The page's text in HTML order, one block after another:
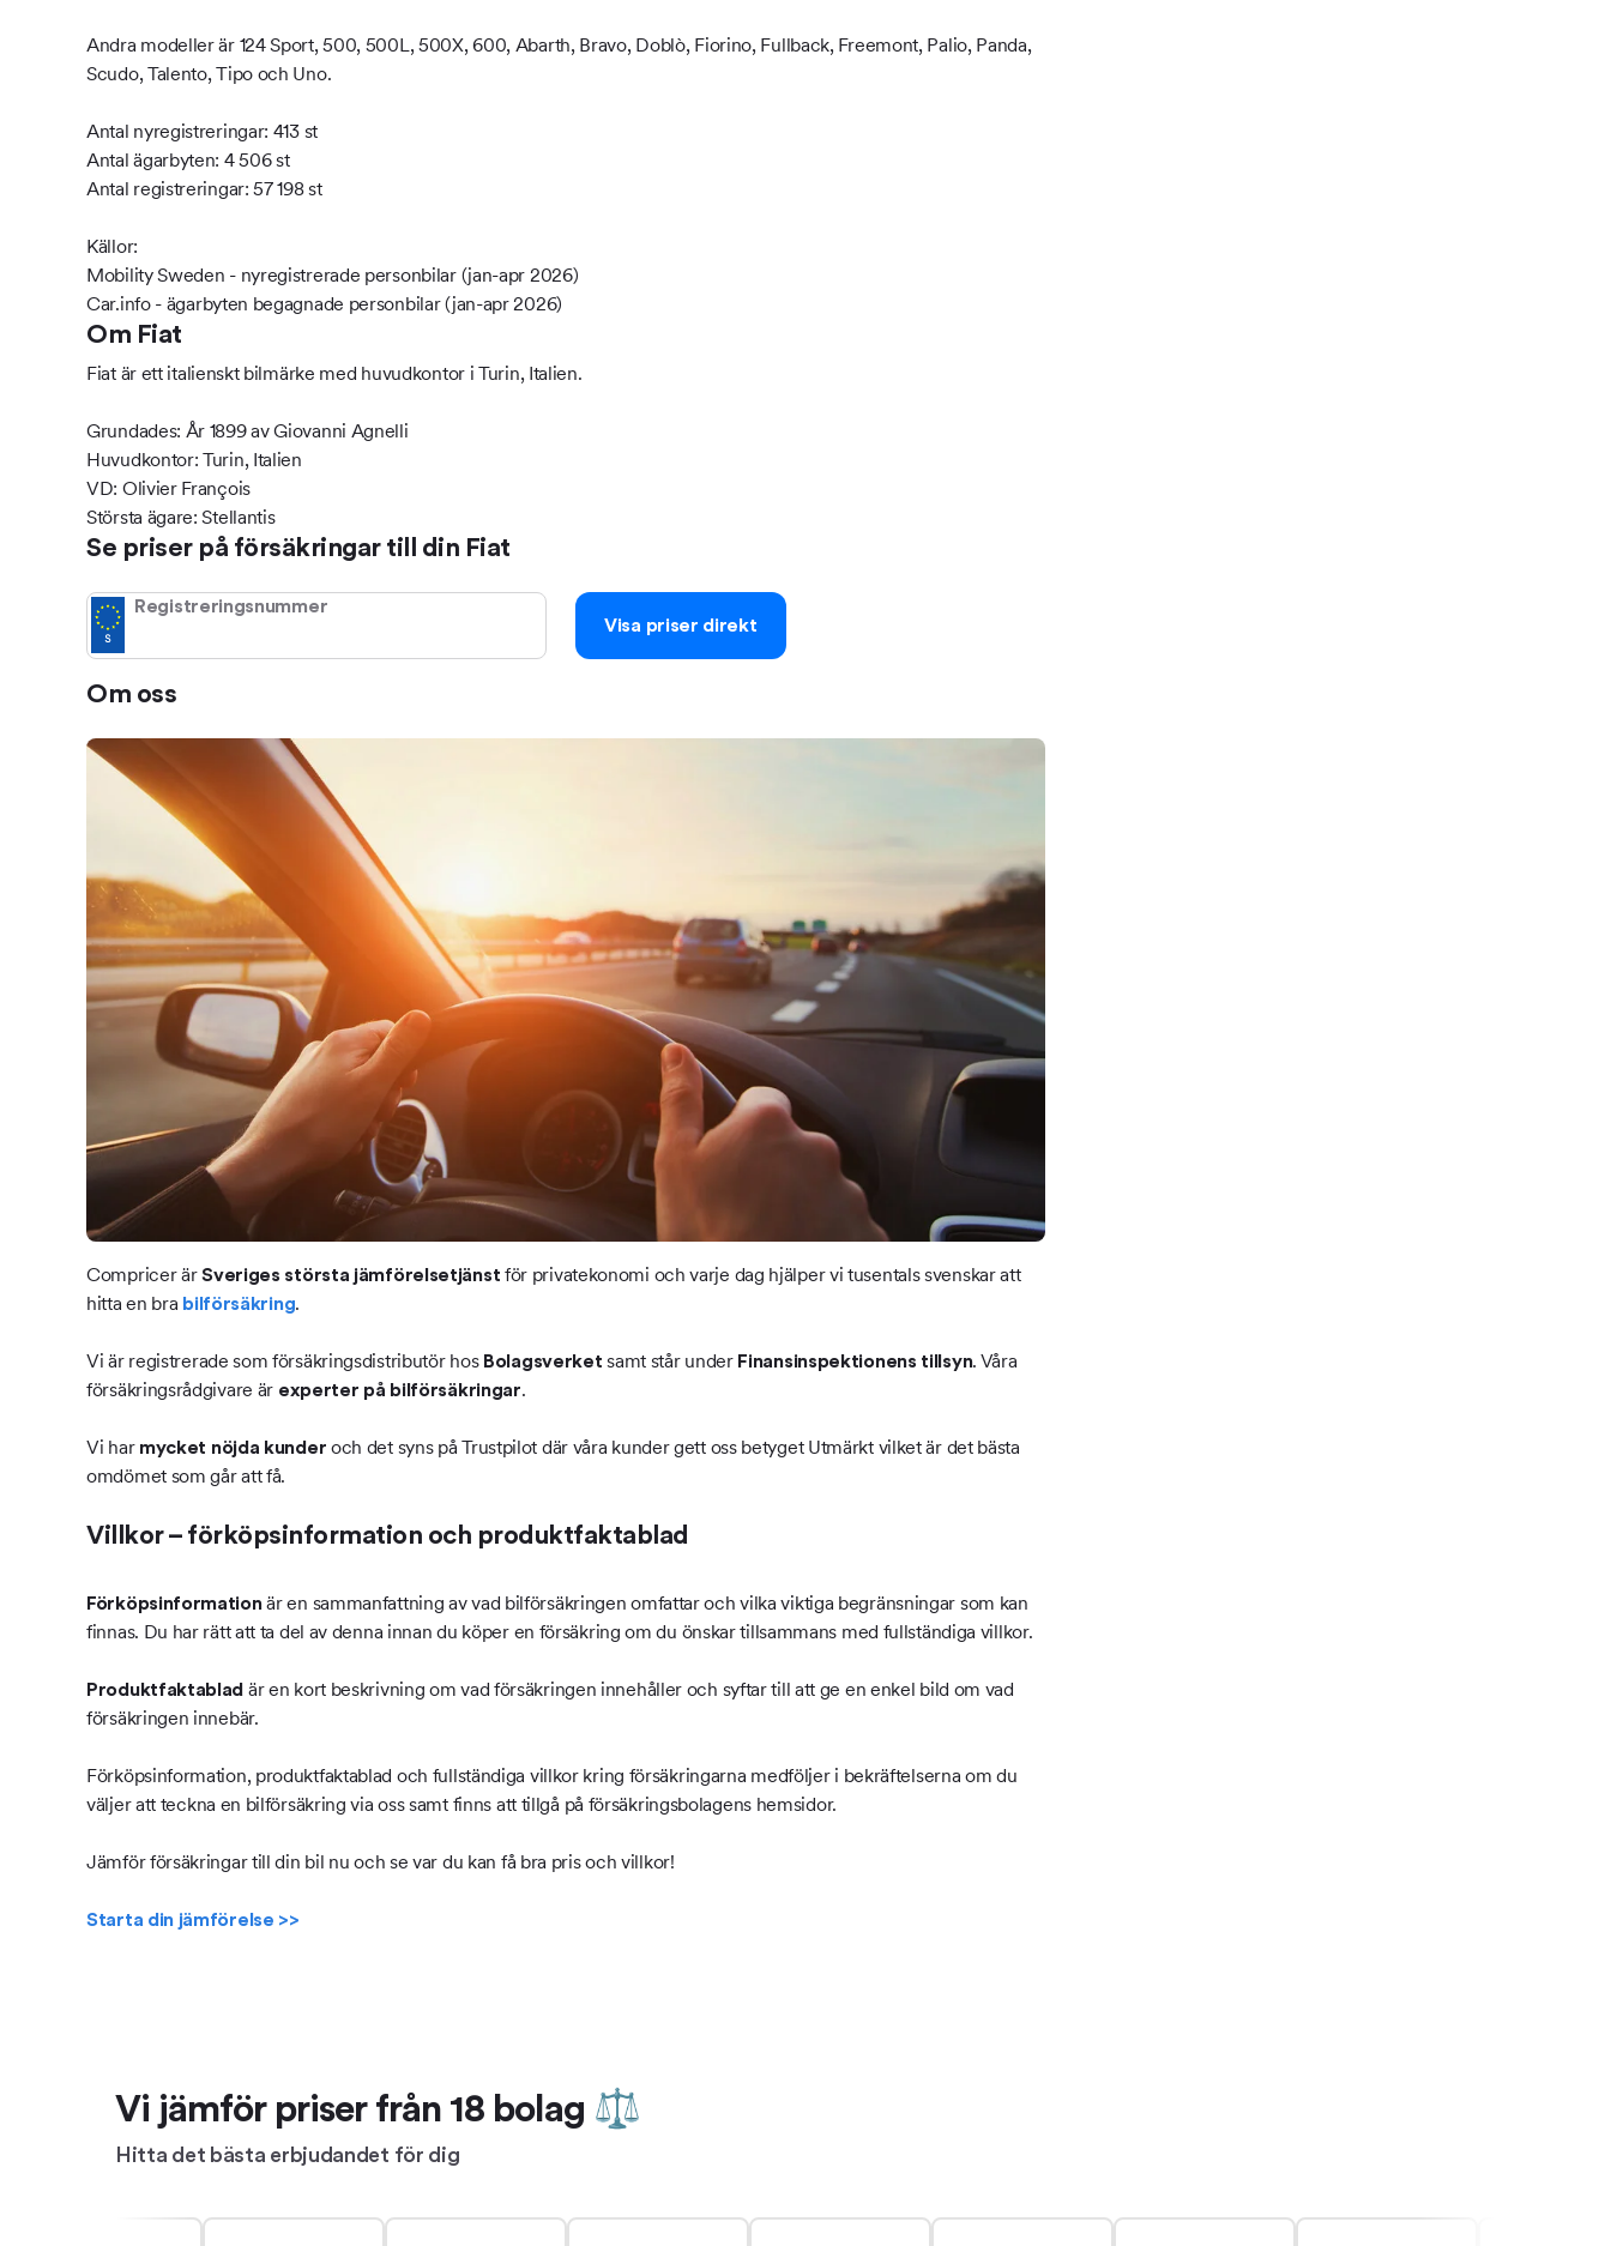
Andra modeller är 124 Sport, 500, 500L, 500X, 600, Abarth, Bravo, Doblò, Fiorino, Fullback, Freemont, Palio, Panda,
Scudo, Talento, Tipo och Uno.
Antal nyregistreringar: 413 st
Antal ägarbyten: 4 506 st
Antal registreringar: 57 198 st
Källor:
Mobility Sweden - nyregistrerade personbilar (jan-apr 2026)
Car.info - ägarbyten begagnade personbilar (jan-apr 2026)
Om Fiat
Fiat är ett italienskt bilmärke med huvudkontor i Turin, Italien.
Grundades: År 1899 av Giovanni Agnelli
Huvudkontor: Turin, Italien
VD: Olivier François
Största ägare: Stellantis
Se priser på försäkringar till din Fiat
Registreringsnummer
Visa priser direkt
Om oss
Compricer ärSveriges största jämförelsetjänst för privatekonomi och varje dag hjälper vi tusentals svenskar att
hitta en bra bilförsäkring.
Vi är registrerade som försäkringsdistributör hos Bolagsverket samt står under Finansinspektionens tillsyn. Våra
försäkringsrådgivare är experter på bilförsäkringar.
Vi har mycket nöjda kunder och det syns på Trustpilot där våra kunder gett oss betyget Utmärkt vilket är det bästa
omdömet som går att få.
Villkor – förköpsinformation och produktfaktablad
Förköpsinformationär en sammanfattning av vad bilförsäkringen omfattar och vilka viktiga begränsningar som kan
finnas. Du har rätt att ta del av denna innan du köper en försäkring om du önskar tillsammans med fullständiga villkor.
Produktfaktablad är en kort beskrivning om vad försäkringen innehåller och syftar till att ge en enkel bild om vad
försäkringen innebär.
Förköpsinformation, produktfaktablad och fullständiga villkor kring försäkringarna medföljer i bekräftelserna om du
väljer att teckna en bilförsäkring via oss samt finns att tillgå på försäkringsbolagens hemsidor.
Jämför försäkringar till din bil nu och se var du kan få bra pris och villkor!
Starta din jämförelse >>
Vi jämför priser från 18 bolag ⚖
Hitta det bästa erbjudandet för dig